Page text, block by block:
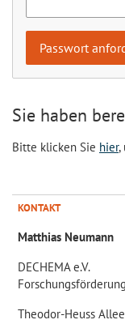
Sie haben
Bitte klicken Sie hier,
KONTAKT
Matthias Neumann
DECHEMA e.V.
Theodor-Heuss